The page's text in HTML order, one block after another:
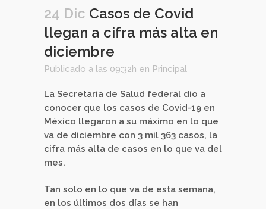
24 Dic Casos de Covid
llegan a cifra más alta en
diciembre
Publicado a las 09:32h en Principal
La Secretaría de Salud federal dio a
conocer que los casos de Covid-19 en
México llegaron a su máximo en lo que
va de diciembre con 3 mil 363 casos, la
cifra más alta de casos en lo que va del
mes.
Tan solo en lo que va de esta semana,
en los últimos dos días se han